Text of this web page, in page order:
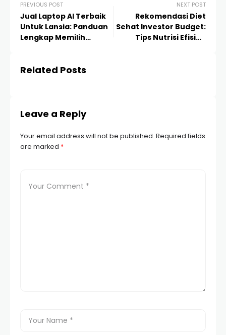
PREVIOUS POST
Jual Laptop AI Terbaik
Untuk Lansia: Panduan
Lengkap Memilih
NEXT POST
Rekomendasi Diet
Sehat Investor Budget:
Tips Nutrisi Efisien
Related Posts
Leave a Reply
Your email address will not be published. Required fields
are marked *